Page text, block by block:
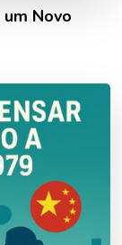
Novo